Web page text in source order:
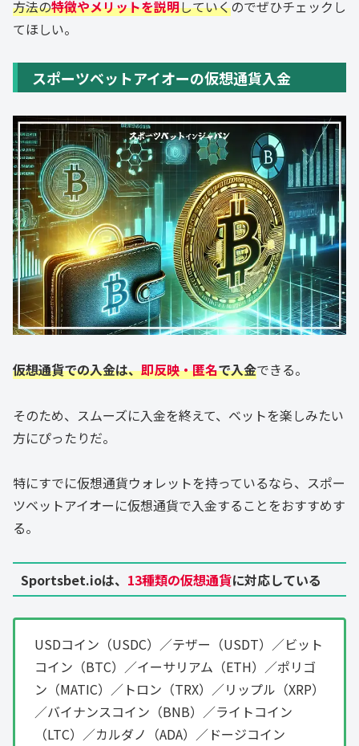
方法の特徴やメリットを説明していくのでぜひチェックし
てほしい。
スポーツベットアイオーの仮想通貨入金
仮想通貨での入金は、即反映・匿名で入金できる。
そのため、スムーズに入金を終えて、ベットを楽しみたい
方にぴったりだ。
特にすでに仮想通貨ウォレットを持っているなら、スポー
ツベットアイオーに仮想通貨で入金することをおすすめす
る。
Sportsbet.ioは、 13種類の仮想通貨に対応している
USDコイン（USDC）／テザー（USDT）／ビット
コイン（BTC）／イーサリアム（ETH）／ポリゴ
ン（MATIC）／トロン（TRX）／リップル（XRP）
／バイナンスコイン（BNB）／ライトコイン
（LTC）／カルダノ（ADA）／ドージコイン